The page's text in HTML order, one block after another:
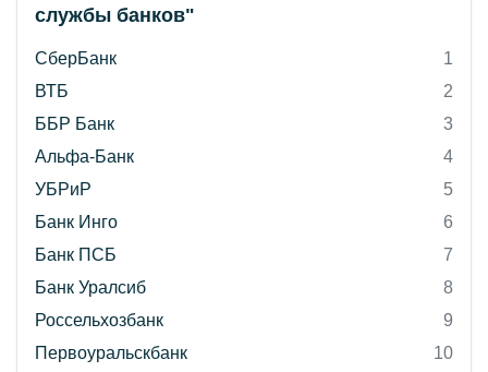
службы банков"
СберБанк
1
ВТБ
2
ББР Банк
3
Альфа-Банк
4
УБРиР
5
Банк Инго
6
Банк ПСБ
7
Банк Уралсиб
8
Россельхозбанк
9
Первоуральскбанк
10